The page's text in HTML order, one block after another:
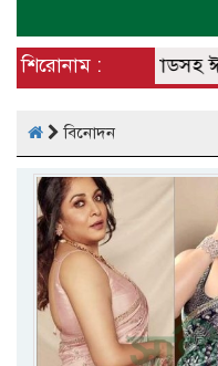
শিরোনাম :
বানেশ্বর রোডসহ ঈশ্বরদী
বিনোদন